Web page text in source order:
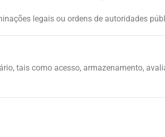
legais ou ordens de autoridades
tais como acesso, armazenamento,